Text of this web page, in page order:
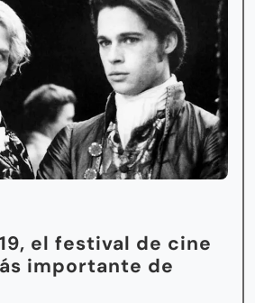
el festival de cine
importante de